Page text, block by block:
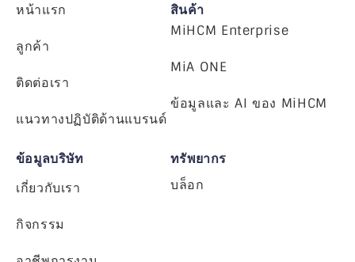
หน้าแรก
ลูกค้า
ติดต่อเรา
แนวทางปฏิบัติด้านแบรนด์
สินค้า
MiHCM Enterprise
MiA ONE
ข้อมูลและ AI ของ MiHCM
ข้อมูลบริษัท
เกี่ยวกับเรา
กิจกรรม
ทรัพยากร
บล็อก